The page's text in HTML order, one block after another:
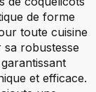
de forme
toute cuisine
robustesse
et efficace.